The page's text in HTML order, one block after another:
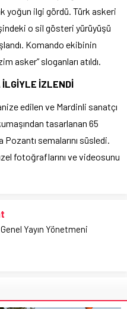
yoğun ilgi gördü. Türk askeri
o sil gösteri yürüyüşü
Komando ekibinin
asker” sloganları atıldı.
İLGİYLE İZLENDİ
edilen ve Mardinli sanatçı
tasarlanan 65
semalarını süsledi.
fotoğraflarını ve videosunu
Yayın Yönetmeni